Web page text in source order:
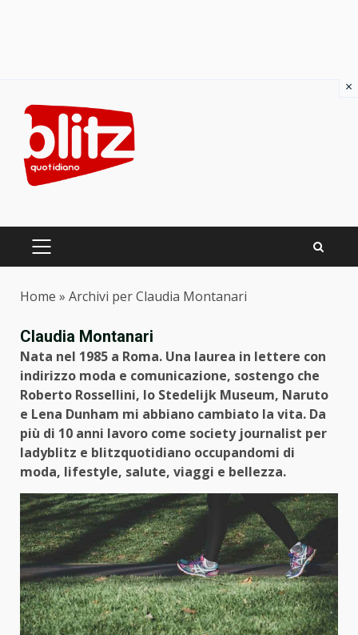
content
PRIMARY
Home » Archivi per Claudia Montanari
Claudia Montanari
Nata nel 1985 a Roma. Una laurea in lettere con
indirizzo moda e comunicazione, sostengo che
Roberto Rossellini, lo Stedelijk Museum, Naruto
e Lena Dunham mi abbiano cambiato la vita. Da
più di 10 anni lavoro come society journalist per
ladyblitz e blitzquotidiano occupandomi di
moda, lifestyle, salute, viaggi e bellezza.
×